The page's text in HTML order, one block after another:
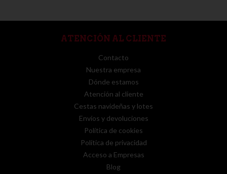
ATENCIÓN AL CLIENTE
Contacto
Nuestra empresa
Dónde estamos
Atención al cliente
Cestas navideñas y lotes
Envíos y devoluciones
Política de cookies
Política de privacidad
Acceso a Empresas
Blog